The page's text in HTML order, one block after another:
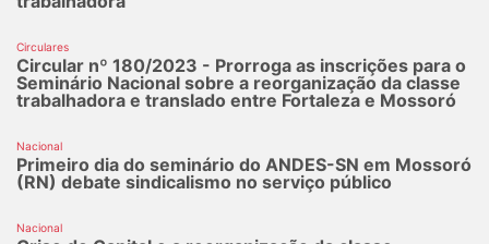
Circulares
Circular nº 180/2023 - Prorroga as inscrições para o
Seminário Nacional sobre a reorganização da classe
trabalhadora e translado entre Fortaleza e Mossoró
Nacional
Primeiro dia do seminário do ANDES-SN em Mossoró
(RN) debate sindicalismo no serviço público
Nacional